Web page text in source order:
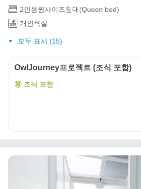
2인용퀸사이즈침대(Queen bed)
개인욕실
모두 표시 (15)
OwlJourney프로젝트 (조식 포함)
조식 포함